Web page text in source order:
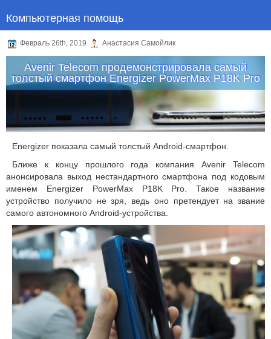
Компьютерная помощь
Февраль 26th, 2019 Анастасия Самойлик
Avenir Telecom продемонстрировала самый
толстый смартфон Energizer PowerMax P18K Pro
Energizer показала самый толстый Android-смартфон.
Ближе к концу прошлого года компания Avenir Telecom
анонсировала выход нестандартного смартфона под кодовым
именем Energizer PowerMax P18K Pro. Такое название
устройство получило не зря, ведь оно претендует на звание
самого автономного Android-устройства.